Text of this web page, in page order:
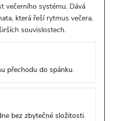
večerního systému. Dává
která řeší rytmus večera,
souvislostech.
přechodu do spánku.
bez zbytečné složitosti.